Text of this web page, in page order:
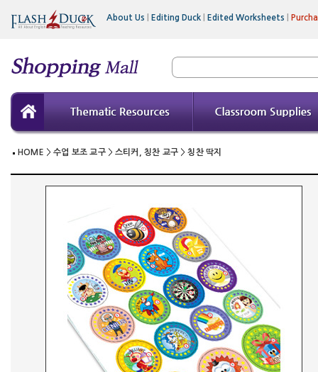
About Us Editing Duck Edited Worksheets
HOME > 수업 보조 교구> 스티커, 칭찬 교구 >칭찬 딱지